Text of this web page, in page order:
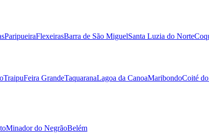
ParipueiraFlexeirasBarra de São MiguelSanta Luzia do Norte
TraipuFeira GrandeTaquaranaLagoa da CanoaMaribondoCoité
Minador do NegrãoBelém